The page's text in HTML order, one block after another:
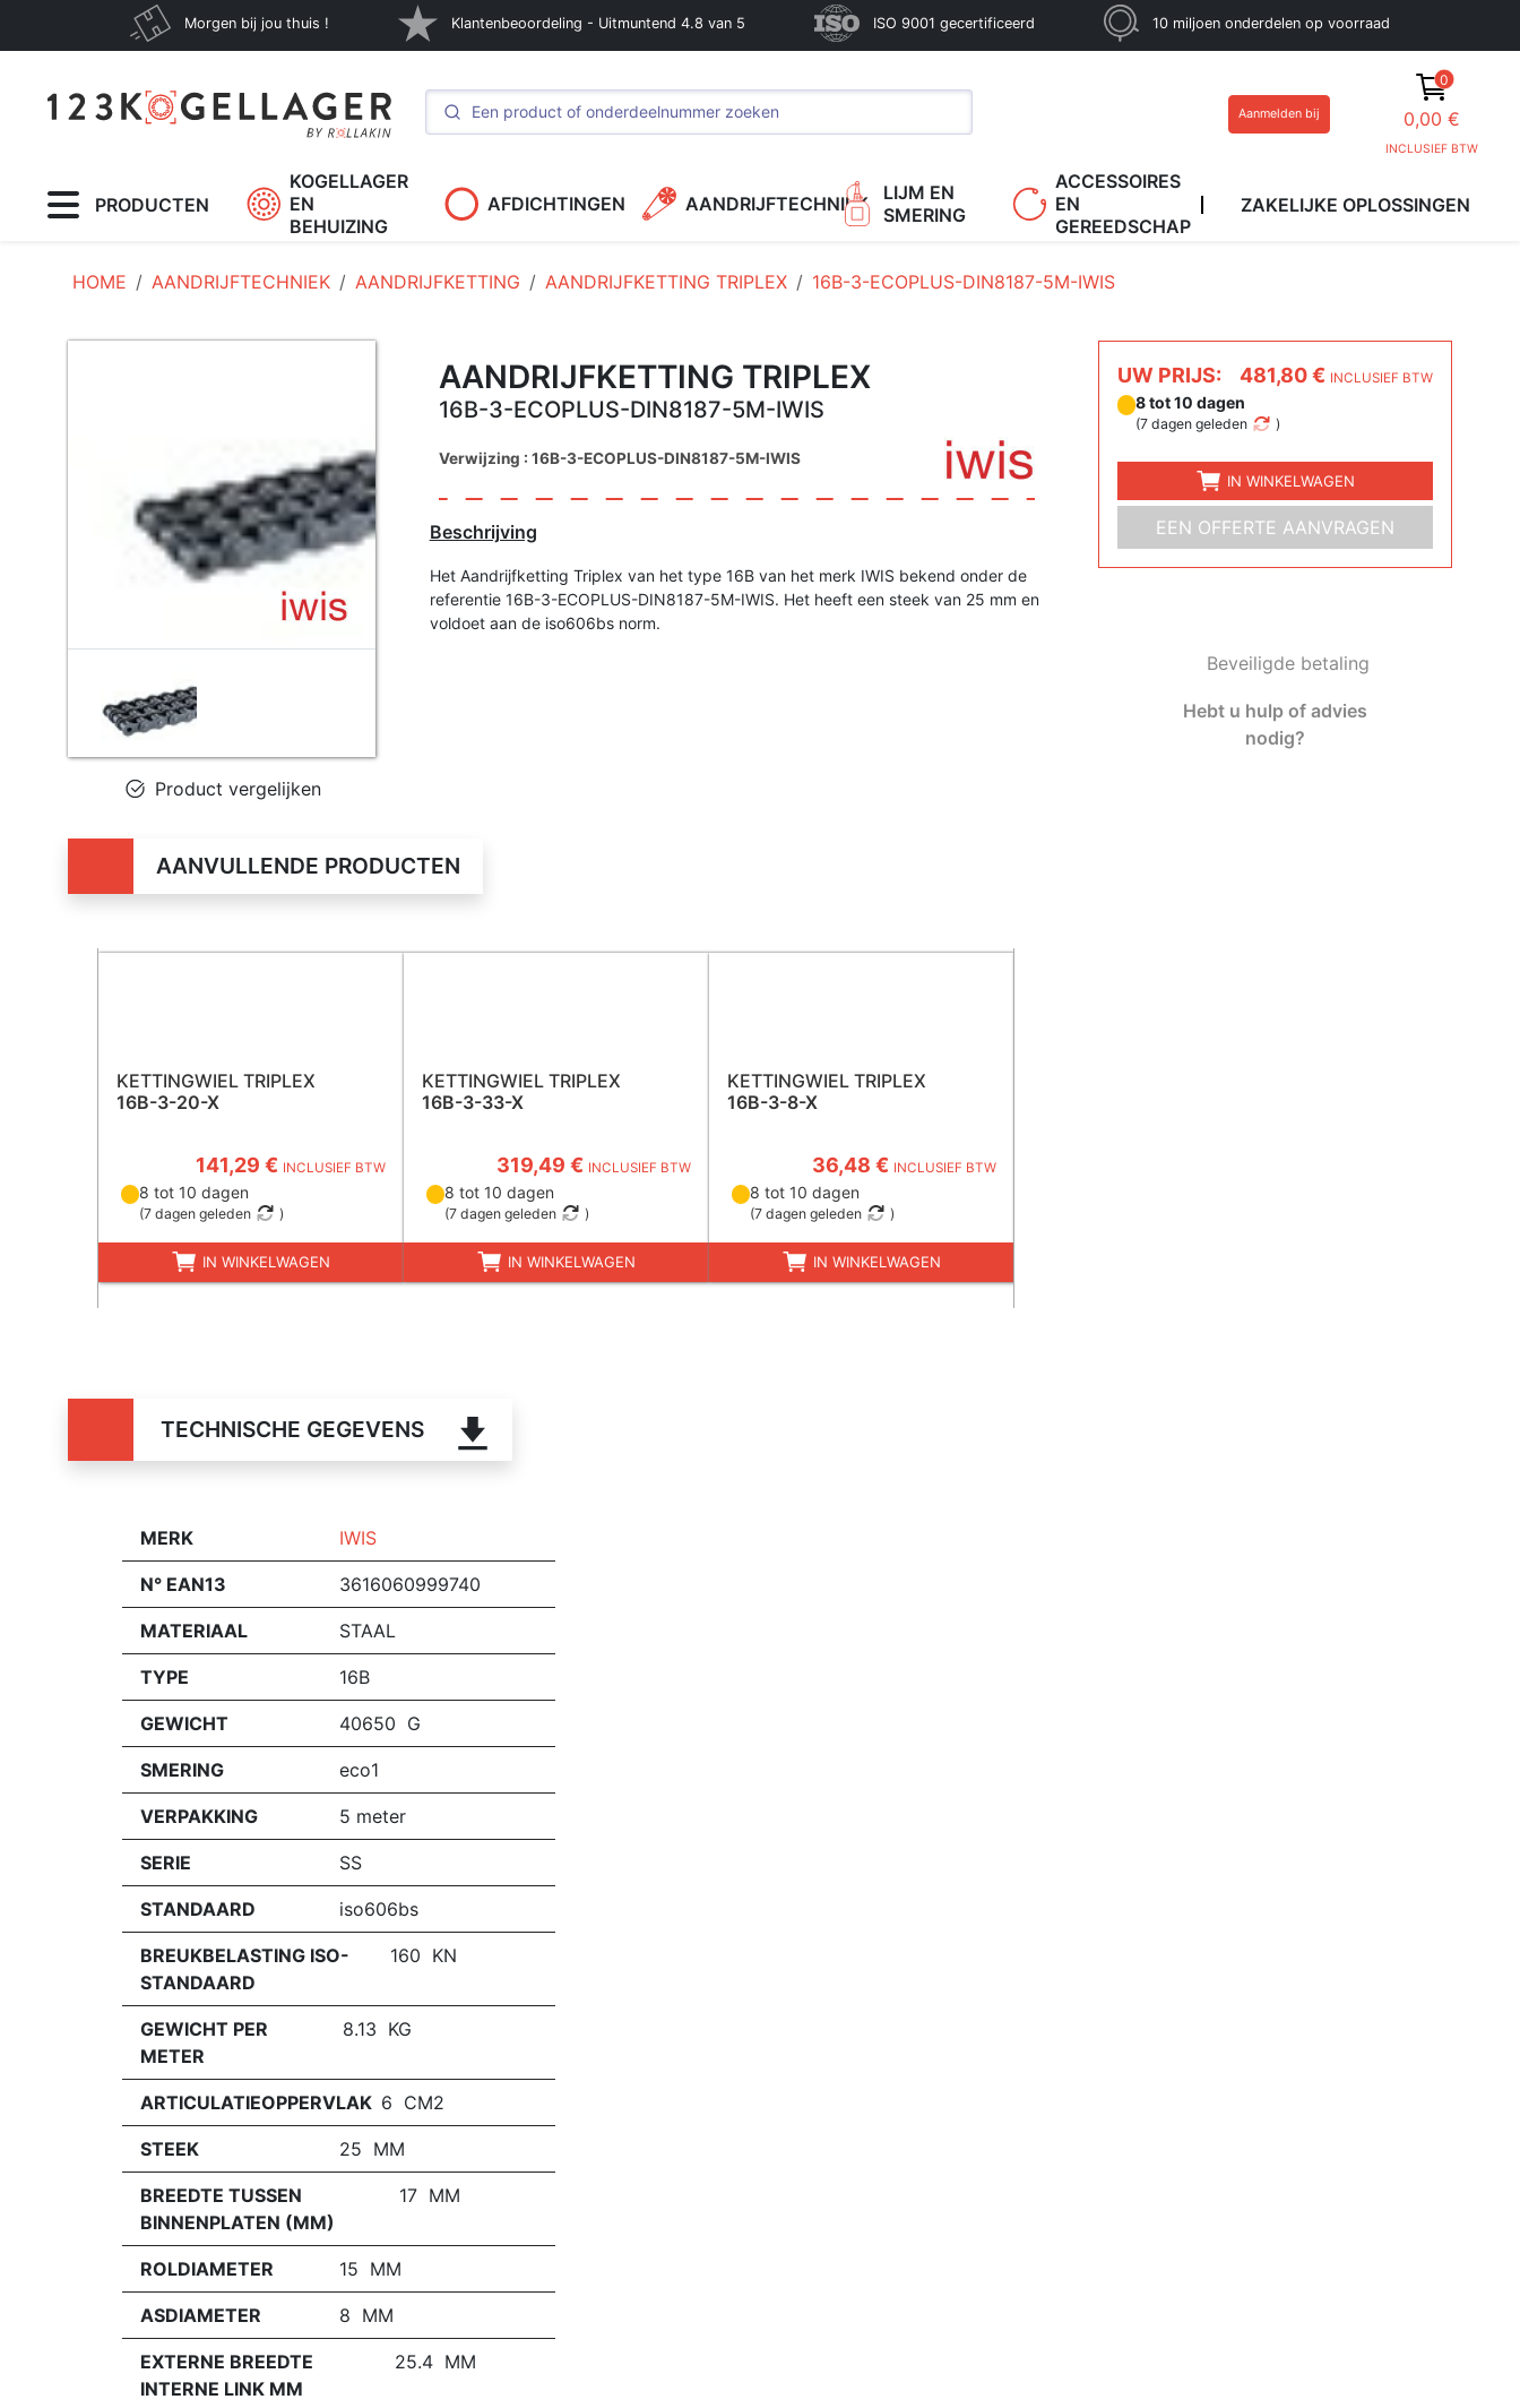
Morgen bij jou thuis ! Klantenbeoordeling - Uitmuntend 4.8 van 5 ISO 9001 gecertificeerd 10 miljoen onderdelen op voorraad
Aanmelden bij
0
0,00 €
INCLUSIEF BTW
PRODUCTEN
KOGELLAGER
EN
BEHUIZING
AFDICHTINGEN AANDRIJFTECHNIEK
LIJM EN
SMERING
ACCESSOIRES
EN
GEREEDSCHAP
ZAKELIJKE OPLOSSINGEN
HOME AANDRIJFTECHNIEK AANDRIJFKETTING AANDRIJFKETTING TRIPLEX 16B-3-ECOPLUS-DIN8187-5M-IWIS
Product vergelijken
AANDRIJFKETTING TRIPLEX
16B-3-ECOPLUS-DIN8187-5M-IWIS
Verwijzing : 16B-3-ECOPLUS-DIN8187-5M-IWIS
Beschrijving
Het Aandrijfketting Triplex van het type 16B van het merk IWIS bekend onder de
referentie 16B-3-ECOPLUS-DIN8187-5M-IWIS. Het heeft een steek van 25 mm en
voldoet aan de iso606bs norm.
UW PRIJS: 481,80 € INCLUSIEF BTW
8 tot 10 dagen
(7 dagen geleden )
IN WINKELWAGEN
EEN OFFERTE AANVRAGEN
Beveiligde betaling
Hebt u hulp of advies
nodig?
AANVULLENDE PRODUCTEN
KETTINGWIEL TRIPLEX
16B-3-20-X
141,29 € INCLUSIEF BTW
8 tot 10 dagen
(7 dagen geleden )
IN WINKELWAGEN
KETTINGWIEL TRIPLEX
16B-3-33-X
319,49 € INCLUSIEF BTW
8 tot 10 dagen
(7 dagen geleden )
IN WINKELWAGEN
KETTINGWIEL TRIPLEX
16B-3-8-X
36,48 € INCLUSIEF BTW
8 tot 10 dagen
(7 dagen geleden )
IN WINKELWAGEN
TECHNISCHE GEGEVENS
MERK IWIS
N° EAN13 3616060999740
MATERIAAL STAAL
TYPE 16B
GEWICHT 40650 G
SMERING eco1
VERPAKKING 5 meter
SERIE SS
STANDAARD iso606bs
BREUKBELASTING ISO-
STANDAARD
160 KN
GEWICHT PER
METER
8.13 KG
ARTICULATIEOPPERVLAK 6 CM2
STEEK 25 MM
BREEDTE TUSSEN
BINNENPLATEN (MM)
17 MM
ROLDIAMETER 15 MM
ASDIAMETER 8 MM
EXTERNE BREEDTE
INTERNE LINK MM
25.4 MM